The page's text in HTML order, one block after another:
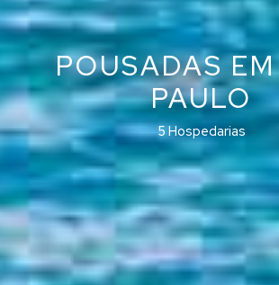
POUSADAS
PAULO
5 Hospedarias